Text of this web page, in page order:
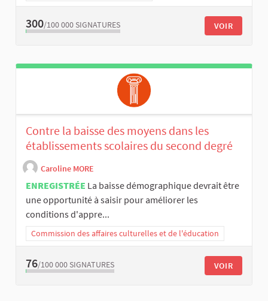
300/100 000 SIGNATURES VOIR
Contre la baisse des moyens dans les
établissements scolaires du second degré
Caroline MORE
ENREGISTRÉE La baisse démographique devrait être
une opportunité à saisir pour améliorer les
conditions d'appre...
Commission des affaires culturelles et de l'éducation
76/100 000 SIGNATURES VOIR